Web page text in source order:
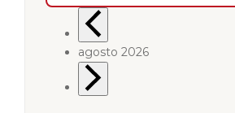
agosto 2026